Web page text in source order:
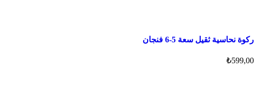
ركوة نحاسية ثقيل سعة 5-6 فنجان
₺599,00